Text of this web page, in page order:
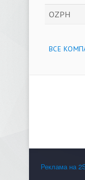
OZPH
ВСЕ
Реклама на